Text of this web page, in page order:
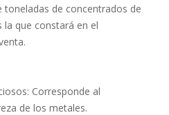
toneladas de concentrados de
la que constará en el
Corresponde al
de los metales.